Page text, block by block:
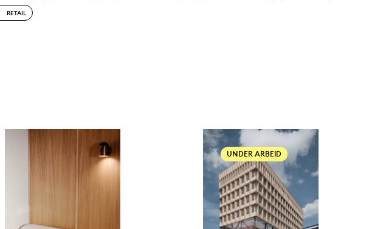
RETAIL
UNDER ARBEID